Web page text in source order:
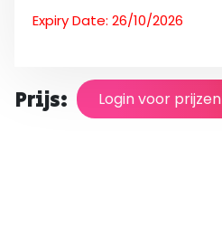
Expiry Date: 26/10/2026
Prijs: Login voor prijzen